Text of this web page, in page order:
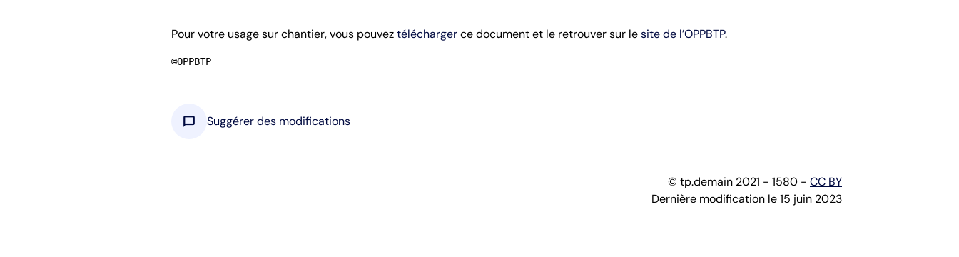
Pour votre usage sur chantier, vous pouveztéléchargerce document et le retrouver sur lesite de l’OPPBTP.
©OPPBTP
chat_bubble Suggérer des modifications
© tp.demain 2021 - 1580 - CC BY
Dernière modification le 15 juin 2023